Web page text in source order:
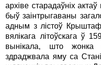
архіве старадаўніх актаў
быў заінтрыгаваны
адным з лістоў
вялікага літоўскага ў
вынікала, што жонка
здраджвала яму са